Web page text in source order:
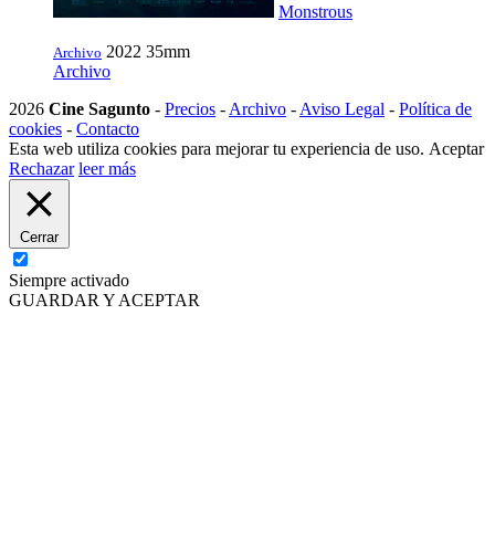
Monstrous
Archivo 2022 35mm
Archivo
2026 Cine Sagunto - Precios - Archivo - Aviso Legal - Política de
cookies - Contacto
Esta web utiliza cookies para mejorar tu experiencia de uso. Aceptar
Rechazar leer más
Cerrar
Siempre activado
GUARDAR Y ACEPTAR